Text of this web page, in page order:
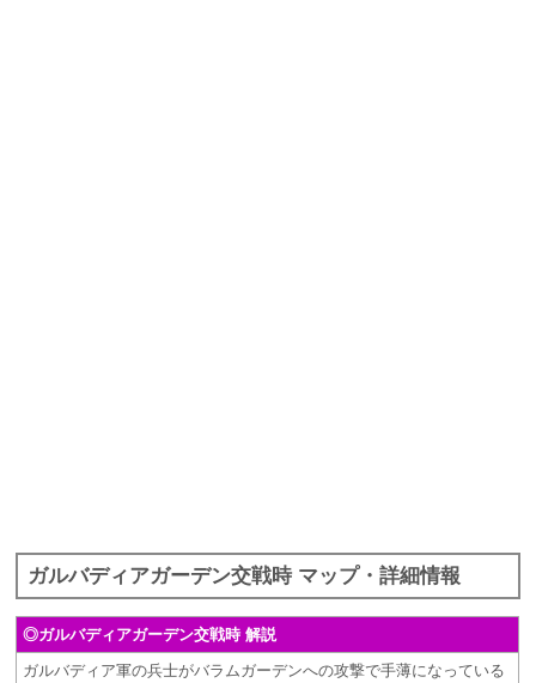
ガルバディアガーデン交戦時 マップ・詳細情報
◎ガルバディアガーデン交戦時 解説
ガルバディア軍の兵士がバラムガーデンへの攻撃で手薄になっている